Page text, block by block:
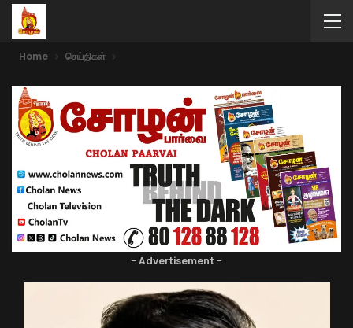
Home செய்திகள்
- Advertisement -